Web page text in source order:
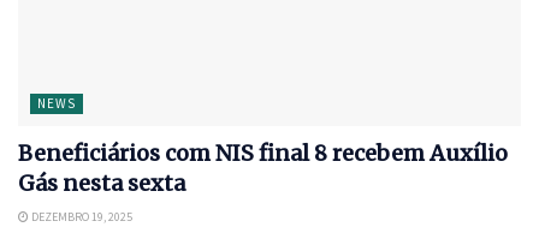
NEWS
Beneficiários com NIS final 8 recebem Auxílio
Gás nesta sexta
DEZEMBRO 19, 2025